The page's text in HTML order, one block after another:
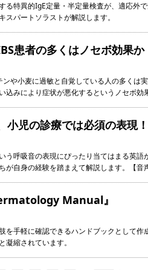
る特異的IgE定量・半定量検査が、適応外
パートソラストが解説します。
患者の多くはノセボ効果か
や小麦に過敏と自覚している人の多くは
込みにより症状が悪化するというノセボ効
児の診療では必須の表現！
う呼吸音の表現にぴったり当てはまる英語
自身の経験を踏まえて解説します。【音
Manual』
を手軽に確認できるハンドブックとして作
縮されています。